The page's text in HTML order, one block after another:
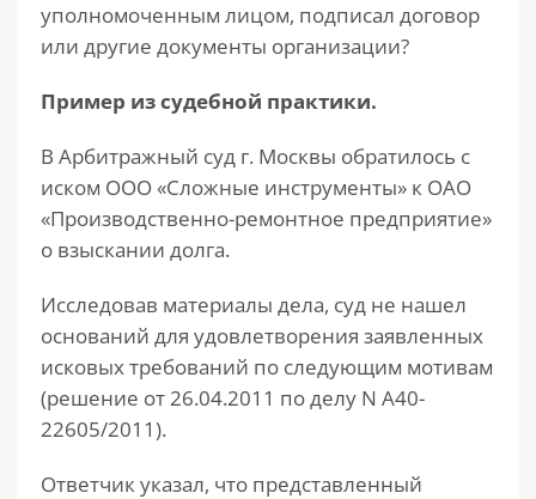
уполномоченным лицом, подписал договор
или другие документы организации?
Пример из судебной практики.
В Арбитражный суд г. Москвы обратилось с
иском ООО «Сложные инструменты» к ОАО
«Производственно-ремонтное предприятие»
о взыскании долга.
Исследовав материалы дела, суд не нашел
оснований для удовлетворения заявленных
исковых требований по следующим мотивам
(решение от 26.04.2011 по делу N А40-
22605/2011).
Ответчик указал, что представленный